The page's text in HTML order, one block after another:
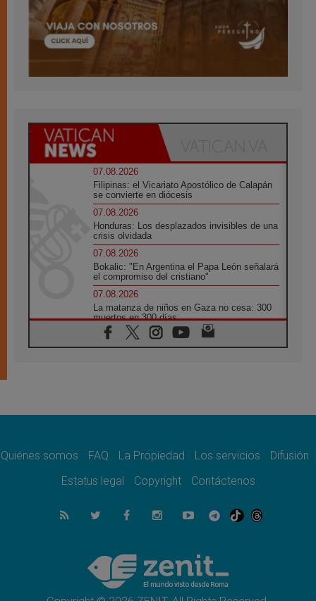
07.08.2026
Filipinas: el Vicariato Apostólico de Calapán
se convierte en diócesis
07.08.2026
Honduras: Los desplazados invisibles de una
crisis olvidada
07.08.2026
Bokalic: "En Argentina el Papa León señalará
el compromiso del cristiano"
07.08.2026
La matanza de niños en Gaza no cesa: 300
muertos en 300 días
07.08.2026
Tagle: La guerra desfigura el mundo, solo la
como misión al servicio del Evangelio
SIGNIS 2026, dar voz a las religiosas en el
espacio público
07.08.2026
Lanzan un proyecto de empoderamiento
Programa oficial del Viaje Apostólico del
Papa León XIV a Francia
Quiénes somos FAQ La Propiedad Los servicios
Difusión
Estatus legal
Copyright Contáctenos